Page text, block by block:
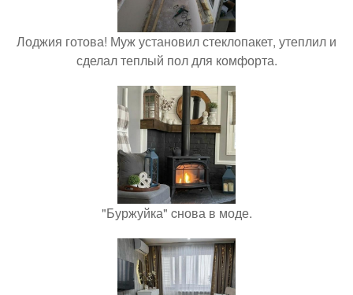
Лоджия готова! Муж установил стеклопакет, утеплил и
сделал теплый пол для комфорта.
"Буржуйка" cнова в моде.